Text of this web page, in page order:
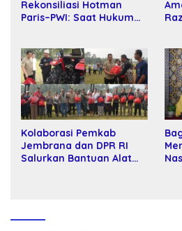
Rekonsiliasi Hotman
Paris–PWI: Saat Hukum
Kolaborasi Pemkab
Jembrana dan DPR RI
Salurkan Bantuan Alat